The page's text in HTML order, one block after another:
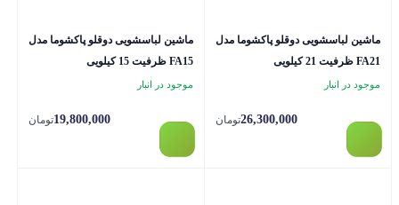
ماشین لباسشویی دوقلو پاکشوما مدل
FA21 ظرفیت 21 کیلویی
موجود در انبار
26,300,000تومان
ماشین لباسشویی دوقلو پاکشوما مدل
FA15 ظرفیت 15 کیلویی
موجود در انبار
19,800,000تومان